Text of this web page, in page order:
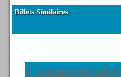
Billets Similaires